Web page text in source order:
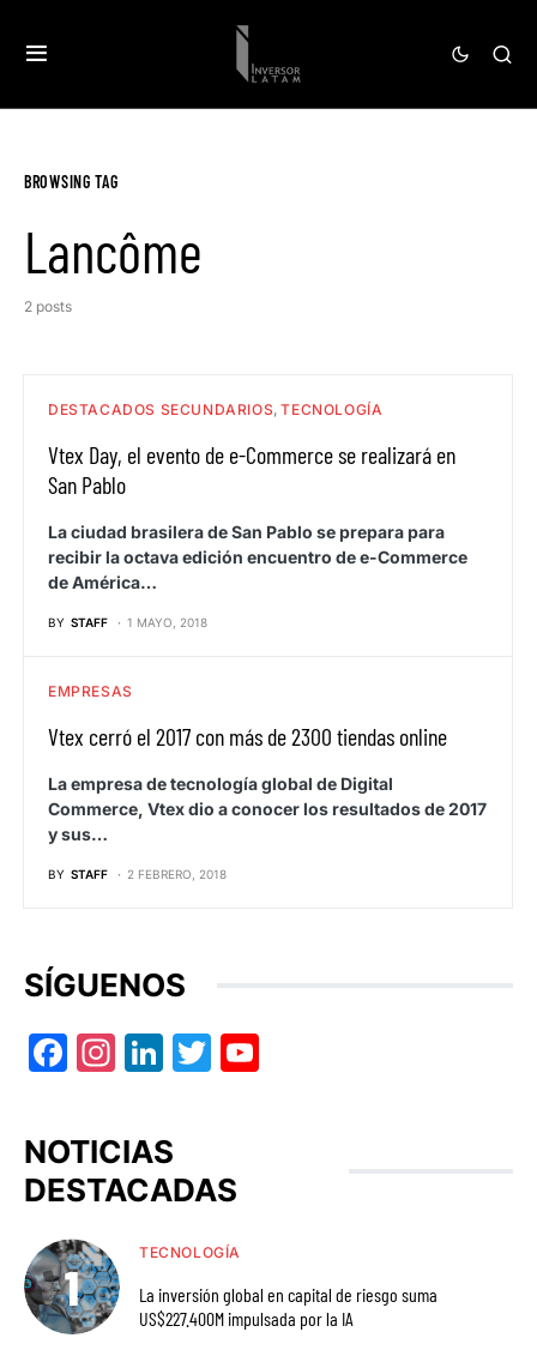
BROWSING TAG
Lancôme
2 posts
DESTACADOS SECUNDARIOS TECNOLOGÍA
Vtex Day, el evento de e-Commerce se realizará en
San Pablo
La ciudad brasilera de San Pablo se prepara para
recibir la octava edición encuentro de e-Commerce
de América…
BY STAFF 1 MAYO, 2018
EMPRESAS
Vtex cerró el 2017 con más de 2300 tiendas online
La empresa de tecnología global de Digital
Commerce, Vtex dio a conocer los resultados de 2017
y sus…
BY STAFF 2 FEBRERO, 2018
SÍGUENOS
Facebook
Instagram
LinkedIn
Twitter
NOTICIAS
DESTACADAS
TECNOLOGÍA
La inversión global en capital de riesgo suma
US$227.400M impulsada por la IA